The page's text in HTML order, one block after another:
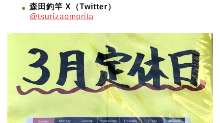
森田釣竿 X（Twitter）
@tsurizaomorita